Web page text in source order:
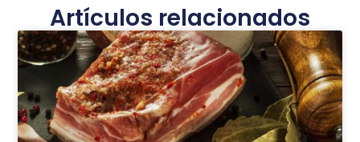
Artículos relacionados